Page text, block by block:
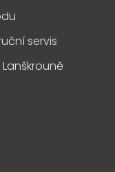
servis